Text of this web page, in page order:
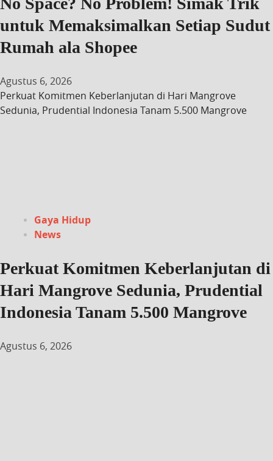
untuk Memaksimalkan Setiap Sudut
Rumah ala Shopee
Agustus 6, 2026
Perkuat Komitmen Keberlanjutan di Hari Mangrove
Sedunia, Prudential Indonesia Tanam 5.500 Mangrove
Gaya Hidup
News
Perkuat Komitmen Keberlanjutan di
Hari Mangrove Sedunia, Prudential
Indonesia Tanam 5.500 Mangrove
Agustus 6, 2026